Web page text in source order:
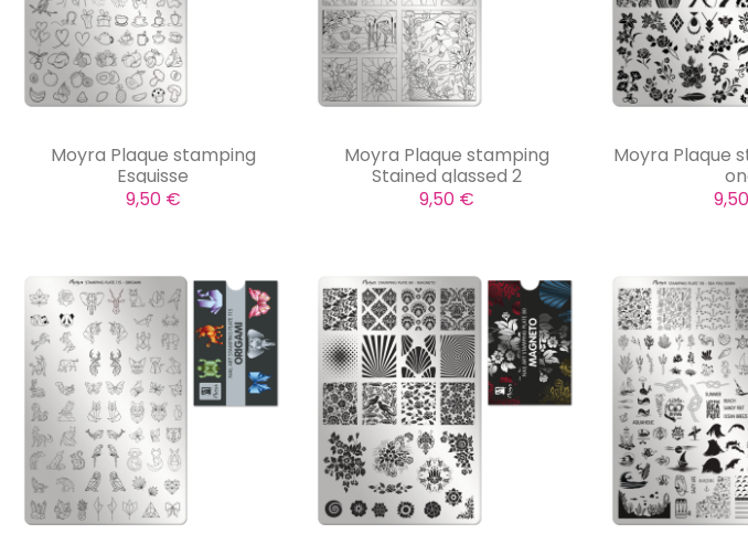
Moyra Plaque stamping
Esquisse
9,50 €
Moyra Plaque stamping
Stained glassed 2
9,50 €
Moyra Plaque